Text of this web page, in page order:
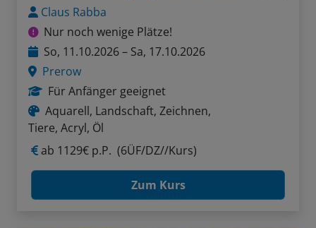
Claus Rabba
Nur noch wenige Plätze!
So, 11.10.2026 – Sa, 17.10.2026
Prerow
Für Anfänger geeignet
Aquarell, Landschaft, Zeichnen,
Tiere, Acryl, Öl
ab 1129€ p.P. (6ÜF/DZ//Kurs)
Zum Kurs